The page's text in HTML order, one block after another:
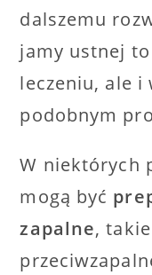
dalszemu
jamy ustnej
leczeniu, ale i
podobnym
W niektórych
mogą być
zapalne,